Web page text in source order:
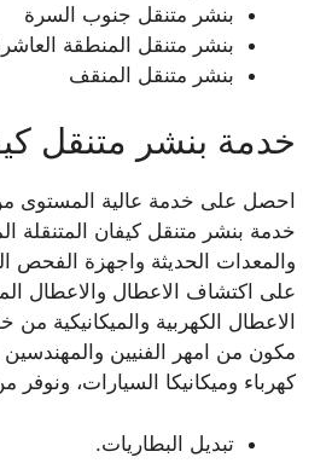
بنشر متنقل جنوب السرة
بنشر متنقل المنطقة
بنشر متنقل المنقف
خدمة بنشر متنقل
احصل على خدمة عالية المستوى
خدمة بنشر متنقل كيفان المتنقلة
والمعدات الحديثة واجهزة الفحص
على اكتشاف الاعطال والاعطال
الاعطال الكهربية والميكانيكية
مكون من امهر الفنيين
كهرباء وميكانيكا السيارات،
تبديل البطاريات.